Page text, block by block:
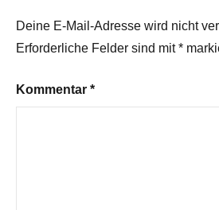
Deine E-Mail-Adresse wird nicht
Erforderliche Felder sind mit*
Kommentar *